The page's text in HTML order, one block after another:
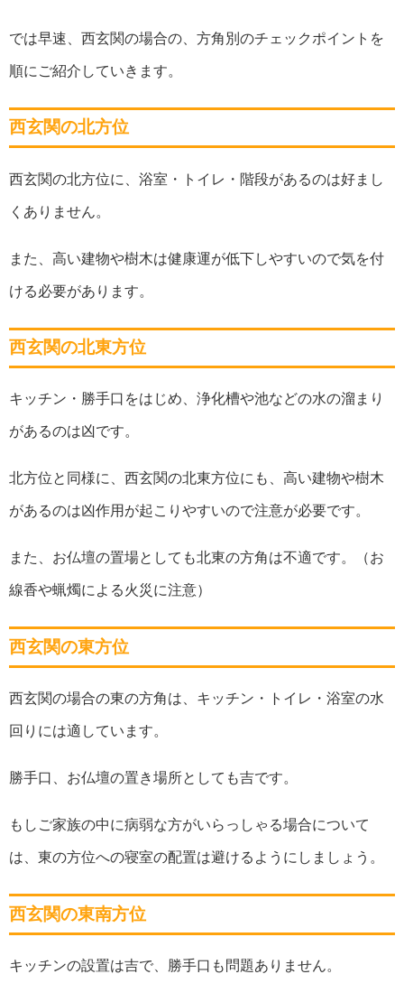
では早速、西玄関の場合の、方角別のチェックポイントを
順にご紹介していきます。
西玄関の北方位
西玄関の北方位に、浴室・トイレ・階段があるのは好まし
くありません。
また、高い建物や樹木は健康運が低下しやすいので気を付
ける必要があります。
西玄関の北東方位
キッチン・勝手口をはじめ、浄化槽や池などの水の溜まり
があるのは凶です。
北方位と同様に、西玄関の北東方位にも、高い建物や樹木
があるのは凶作用が起こりやすいので注意が必要です。
また、 お仏壇の置場としても北東の方角は不適です。（お
線香や蝋燭による火災に注意）
西玄関の東方位
西玄関の場合の東の方角は、キッチン・トイレ・浴室の水
回りには適しています。
勝手口、お仏壇の置き場所としても吉です。
もしご家族の中に病弱な方がいらっしゃる場合について
は、東の方位への寝室の配置は避けるようにしましょう。
西玄関の東南方位
キッチンの設置は吉で、勝手口も問題ありません。